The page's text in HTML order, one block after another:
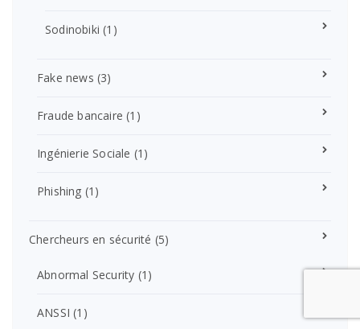
Sodinobiki (1)
Fake news (3)
Fraude bancaire (1)
Ingénierie Sociale (1)
Phishing (1)
Chercheurs en sécurité (5)
Abnormal Security (1)
ANSSI (1)